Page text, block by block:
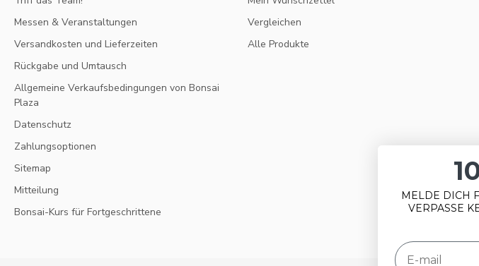
Messen & Veranstaltungen
Versandkosten und Lieferzeiten
Rückgabe und Umtausch
Allgemeine Verkaufsbedingungen von Bonsai
Plaza
Datenschutz
Zahlungsoptionen
Sitemap
Mitteilung
Bonsai-Kurs für Fortgeschrittene
Vergleichen
Alle Produkte
MELDE DICH FÜR UNSEREN NEWSLETTER AN UND
VERPASSE KEINE ANGEBOTE UND NEUIGKEITEN